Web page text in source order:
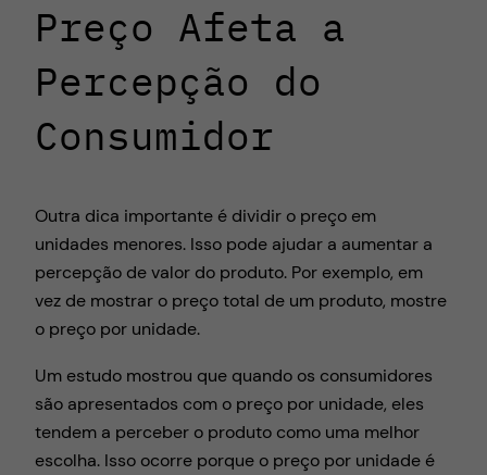
Preço Afeta a
Percepção do
Consumidor
Outra dica importante é dividir o preço em
unidades menores. Isso pode ajudar a aumentar a
percepção de valor do produto. Por exemplo, em
vez de mostrar o preço total de um produto, mostre
o preço por unidade.
Um estudo mostrou que quando os consumidores
são apresentados com o preço por unidade, eles
tendem a perceber o produto como uma melhor
escolha. Isso ocorre porque o preço por unidade é